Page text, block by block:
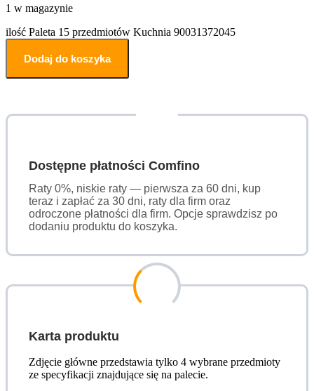
1 w magazynie
ilość Paleta 15 przedmiotów Kuchnia 90031372045
Dodaj do koszyka
Dostępne płatności Comfino
Raty 0%, niskie raty — pierwsza za 60 dni, kup
teraz i zapłać za 30 dni, raty dla firm oraz
odroczone płatności dla firm. Opcje sprawdzisz po
dodaniu produktu do koszyka.
Karta produktu
Zdjęcie główne przedstawia tylko 4 wybrane przedmioty
ze specyfikacji znajdujące się na palecie.